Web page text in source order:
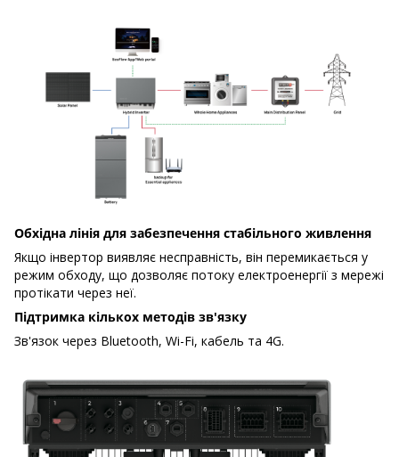
Обхідна лінія для забезпечення стабільного живлення
Якщо інвертор виявляє несправність, він перемикається у
режим обходу, що дозволяє потоку електроенергії з мережі
протікати через неї.
Підтримка кількох методів зв'язку
Зв'язок через Bluetooth, Wi-Fi, кабель та 4G.